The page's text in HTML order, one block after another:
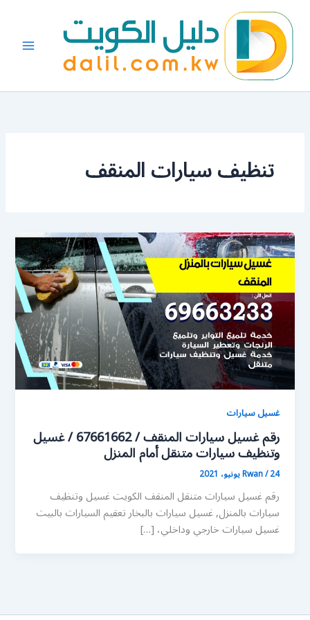
المحتوى
تنظيف سيارات المنقف
غسيل سيارات
رقم غسيل سيارات المنقف / 67661662 / غسيل
وتنظيف سيارات متنقل أمام المنزل
Rwan/24 يونيو، 2021
رقم غسيل سيارات متنقل المنقف الكويت غسيل وتنظيف
سيارات بالمنزل, غسيل سيارات بالبخار تعقيم السيارات بالبيت
غسيل سيارات خارجي وداخلي، […]